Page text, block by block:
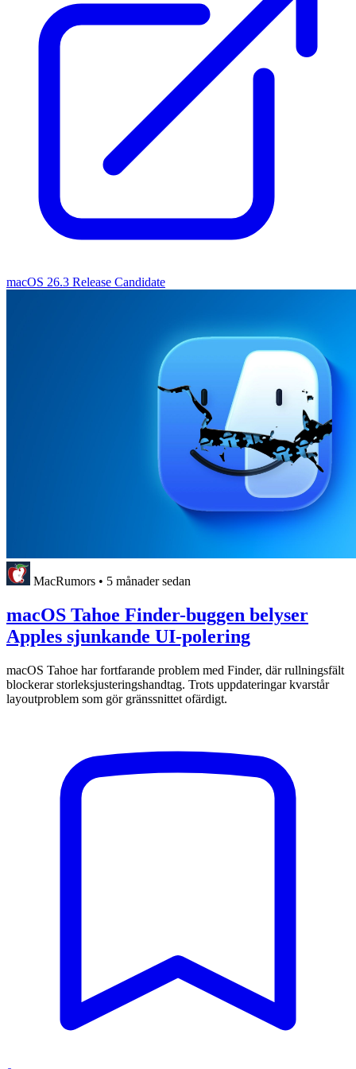
macOS 26.3 Release Candidate
MacRumors • 5 månader sedan
macOS Tahoe Finder-buggen belyser
Apples sjunkande UI-polering
macOS Tahoe har fortfarande problem med Finder, där rullningsfält
blockerar storleksjusteringshandtag. Trots uppdateringar kvarstår
layoutproblem som gör gränssnittet ofärdigt.